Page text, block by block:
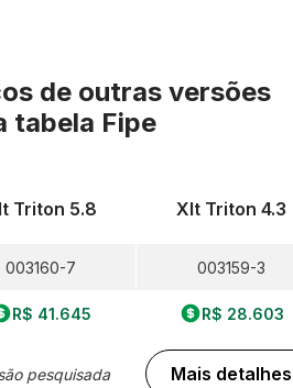
de outras versões
tabela Fipe
Triton 5.8
003160-7
R$ 41.645
pesquisada
Xlt Triton 4.3
003159-3
R$ 28.603
Mais detalhes